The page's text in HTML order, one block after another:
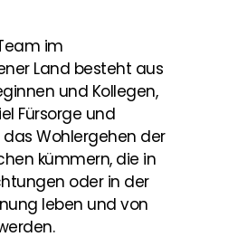
im
Land besteht aus
und Kollegen,
Fürsorge und
Wohlergehen der
kümmern, die in
oder in der
leben und von